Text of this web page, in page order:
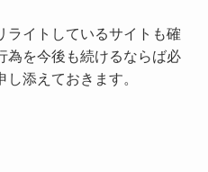
ライトしているサイトも確
為を今後も続けるならば必
添えておきます。